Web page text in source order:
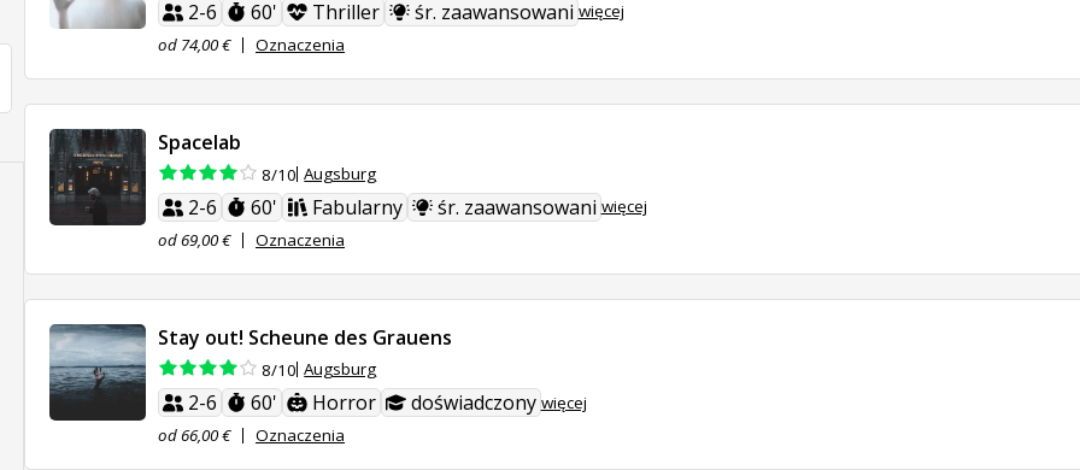
2-6 60' Thriller śr. zaawansowani więcej
od 74,00 €
Oznaczenia
Spacelab
8/10 Augsburg
2-6 60' Fabularny śr. zaawansowani więcej
od 69,00 €
Oznaczenia
Stay out! Scheune des Grauens
8/10 Augsburg
2-6 60' Horror doświadczony więcej
od 66,00 €
Oznaczenia